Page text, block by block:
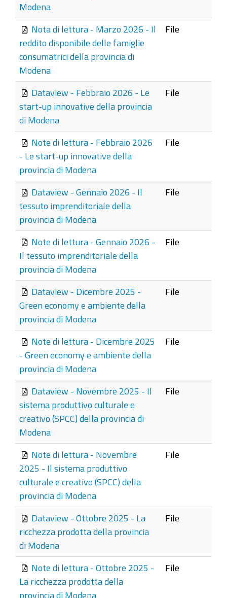
Modena
Nota di lettura - Marzo 2026 - Il
reddito disponibile delle famiglie
consumatrici della provincia di
Modena
File
Dataview - Febbraio 2026 - Le
start-up innovative della provincia
di Modena
File
Note di lettura - Febbraio 2026
- Le start-up innovative della
provincia di Modena
File
Dataview - Gennaio 2026 - Il
tessuto imprenditoriale della
provincia di Modena
File
Note di lettura - Gennaio 2026 -
Il tessuto imprenditoriale della
provincia di Modena
File
Dataview - Dicembre 2025 -
Green economy e ambiente della
provincia di Modena
File
Note di lettura - Dicembre 2025
- Green economy e ambiente della
provincia di Modena
File
Dataview - Novembre 2025 - Il
sistema produttivo culturale e
creativo (SPCC) della provincia di
Modena
File
Note di lettura - Novembre
2025 - Il sistema produttivo
culturale e creativo (SPCC) della
provincia di Modena
File
Dataview - Ottobre 2025 - La
ricchezza prodotta della provincia
di Modena
File
Note di lettura - Ottobre 2025 -
La ricchezza prodotta della
provincia di Modena
File